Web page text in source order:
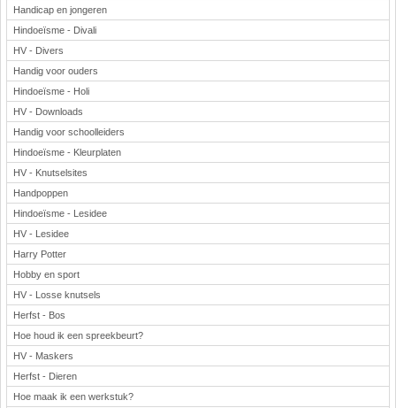
Handicap en jongeren
Hindoeïsme - Divali
HV - Divers
Handig voor ouders
Hindoeïsme - Holi
HV - Downloads
Handig voor schoolleiders
Hindoeïsme - Kleurplaten
HV - Knutselsites
Handpoppen
Hindoeïsme - Lesidee
HV - Lesidee
Harry Potter
Hobby en sport
HV - Losse knutsels
Herfst - Bos
Hoe houd ik een spreekbeurt?
HV - Maskers
Herfst - Dieren
Hoe maak ik een werkstuk?